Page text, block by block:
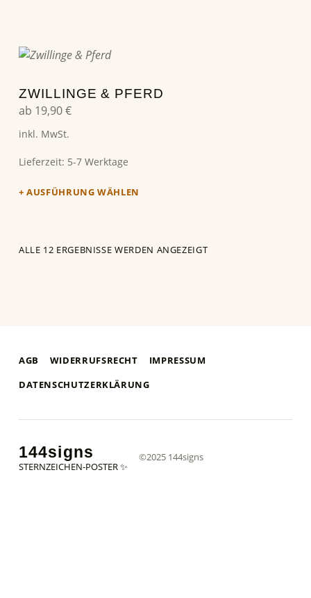
ZWILLINGE & PFERD
ab 19,90€
inkl. MwSt.
Lieferzeit: 5-7 Werktage
AUSFÜHRUNG WÄHLEN
Dieses Produkt weist mehrere Varianten auf. Die Optionen können auf der Produktseite gewählt werden
ALLE 12 ERGEBNISSE WERDEN ANGEZEIGT
AGB WIDERRUFSRECHT
IMPRESSUM
DATENSCHUTZERKLÄRUNG
144signs
STERNZEICHEN-POSTER ✨
©2025 144signs